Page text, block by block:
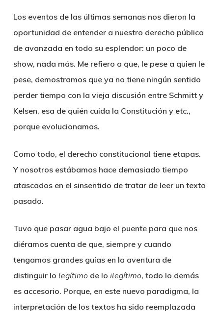
Los eventos de las últimas semanas nos dieron la
oportunidad de entender a nuestro derecho público
de avanzada en todo su esplendor: un poco de
show, nada más. Me refiero a que, le pese a quien le
pese, demostramos que ya no tiene ningún sentido
perder tiempo con la vieja discusión entre Schmitt y
Kelsen, esa de quién cuida la Constitución y etc.,
porque evolucionamos.
Como todo, el derecho constitucional tiene etapas.
Y nosotros estábamos hace demasiado tiempo
atascados en el sinsentido de tratar de leer un texto
pasado.
Tuvo que pasar agua bajo el puente para que nos
diéramos cuenta de que, siempre y cuando
tengamos grandes guías en la aventura de
distinguir lo legítimo de lo ilegítimo, todo lo demás
es accesorio. Porque, en este nuevo paradigma, la
interpretación de los textos ha sido reemplazada